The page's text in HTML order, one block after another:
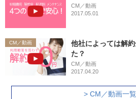
CM／動画
2017.05.01
CM／動画
他社によっては解
た？
CM／動画
2017.04.20
> CM／動画一